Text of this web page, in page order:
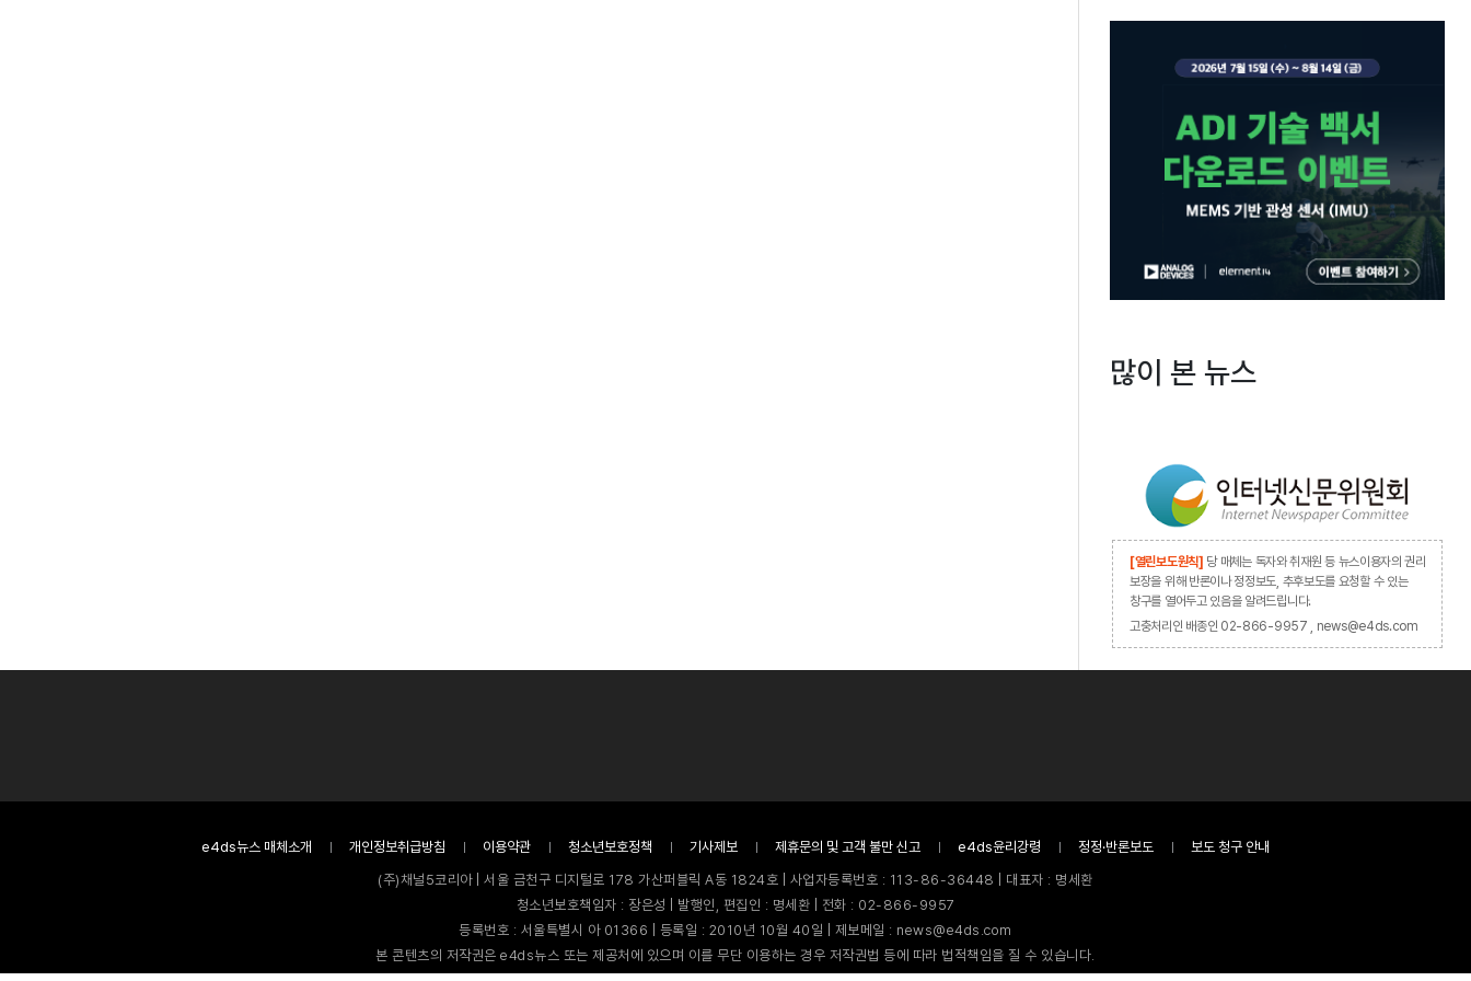
많이 본 뉴스
[열린보도원칙] 당 매체는 독자와 취재원 등 뉴스이용자의 권리
보장을 위해 반론이나 정정보도, 추후보도를 요청할 수 있는
창구를 열어두고 있음을 알려드립니다.
고충처리인 배종인 02-866-9957 , news@e4ds.com
e4ds뉴스 매체소개 개인정보취급방침 이용약관 청소년보호정책 기사제보 제휴문의 및 고객 불만 신고 e4ds윤리강령 정정·반론보도
보도 청구 안내
(주)채널5코리아 | 서울 금천구 디지털로 178 가산퍼블릭 A동 1824호 | 사업자등록번호 : 113-86-36448 | 대표자 : 명세환
청소년보호책임자 : 장은성 | 발행인, 편집인 : 명세환 | 전화 : 02-866-9957
등록번호 : 서울특별시 아 01366 | 등록일 : 2010년 10월 40일 | 제보메일 : news@e4ds.com
본 콘텐츠의 저작권은 e4ds뉴스 또는 제공처에 있으며 이를 무단 이용하는 경우 저작권법 등에 따라 법적책임을 질 수 있습니다.